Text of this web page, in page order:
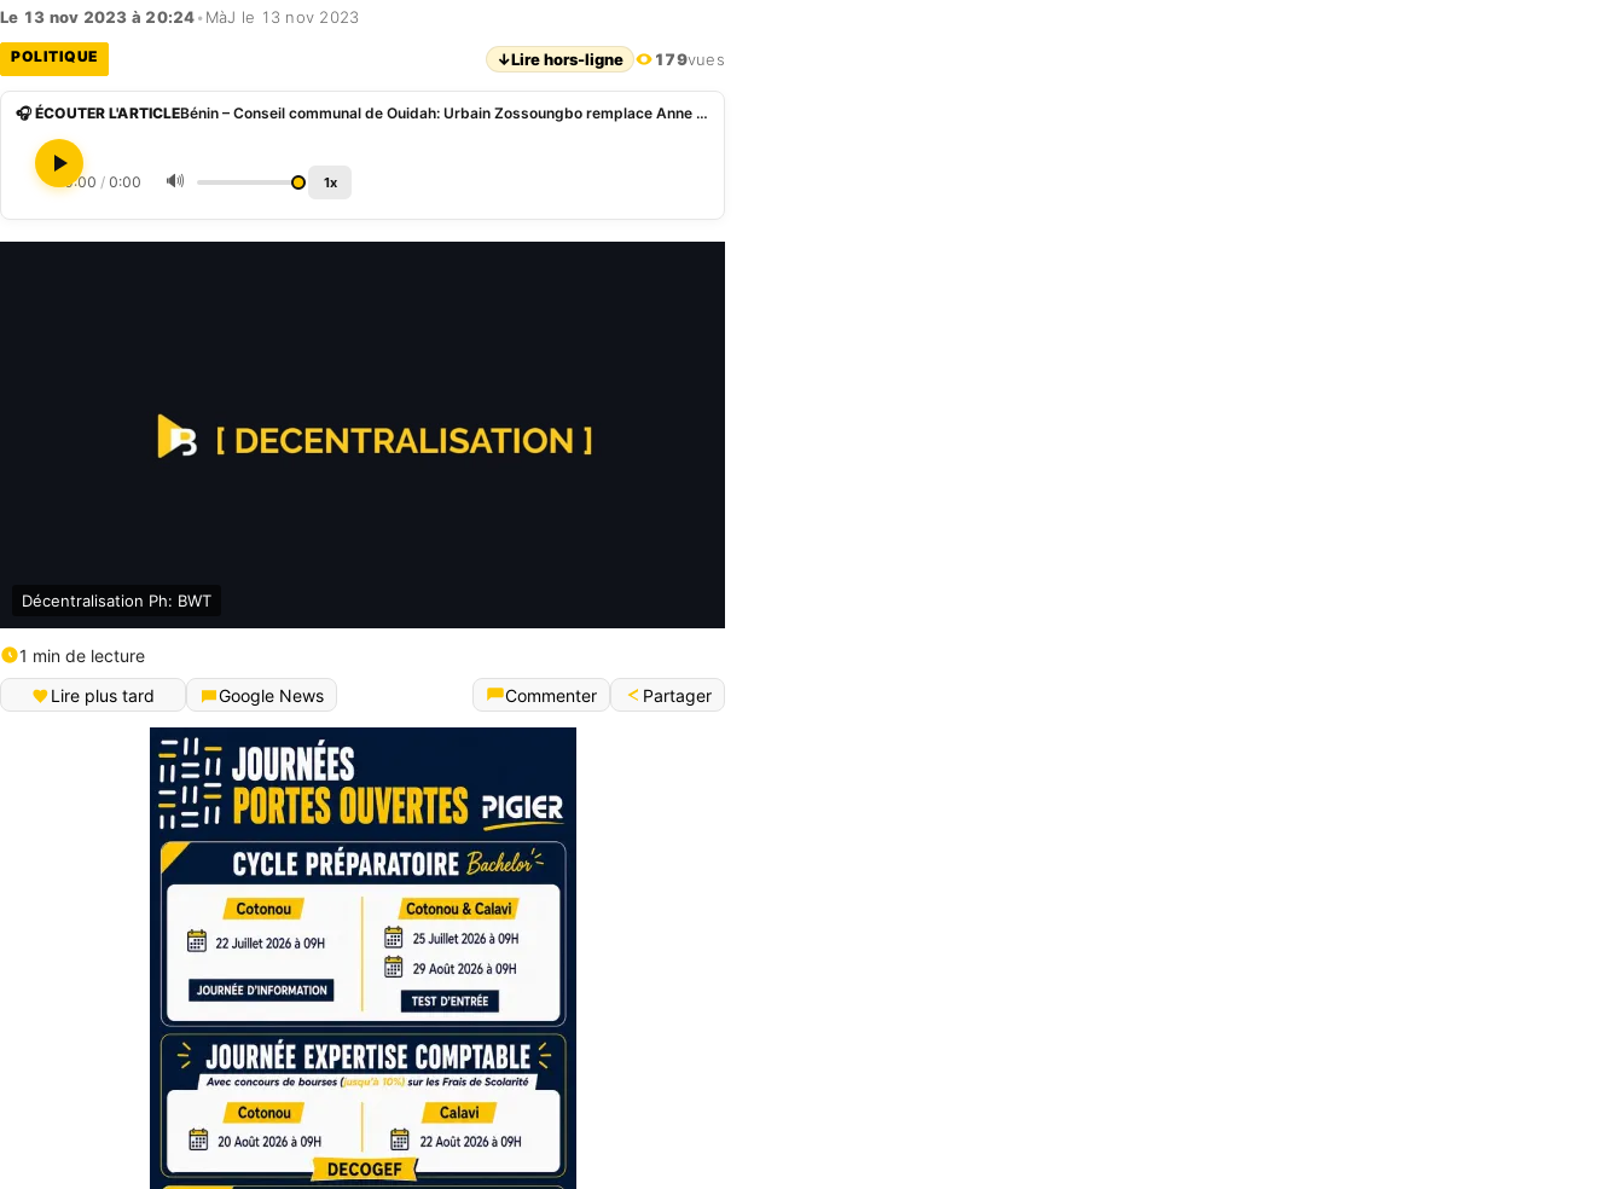
Le 13 nov 2023 à 20:24• MàJ le 13 nov 2023
POLITIQUE ↓Lire hors-ligne 179vues
🎧 ÉCOUTER L'ARTICLE Bénin – Conseil communal de Ouidah: Urbain Zossoungbo remplace Anne Cica Adjaà¯
0:00 / 0:00 🔊 1x
Décentralisation Ph: BWT
1 min de lecture
Lire plus tard
Google News Commenter Partager